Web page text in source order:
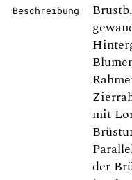
Beschreibung
mit
der